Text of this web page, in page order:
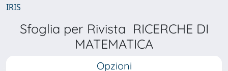
IRIS
Sfoglia per Rivista RICERCHE DI
MATEMATICA
Opzioni